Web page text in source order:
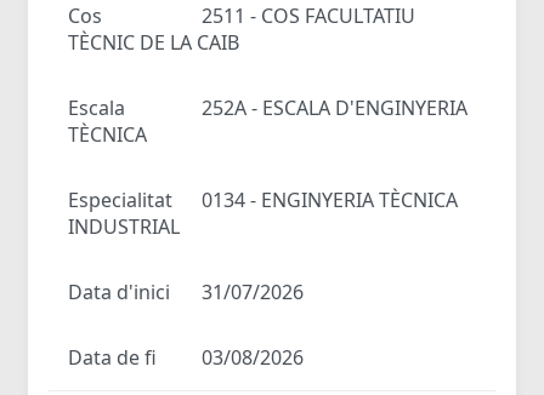
Cos
2511 - COS FACULTATIU
TÈCNIC DE LA CAIB
Escala
252A - ESCALA D'ENGINYERIA
TÈCNICA
Especialitat
0134 - ENGINYERIA TÈCNICA
INDUSTRIAL
Data d'inici 31/07/2026
Data de fi 03/08/2026